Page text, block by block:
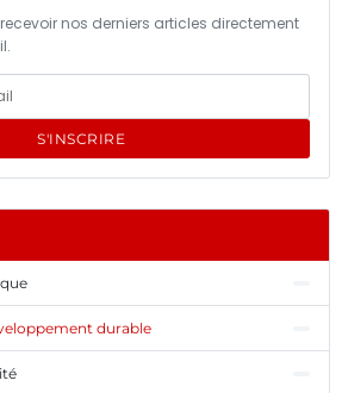
nos derniers articles directement
S'INSCRIRE
durable